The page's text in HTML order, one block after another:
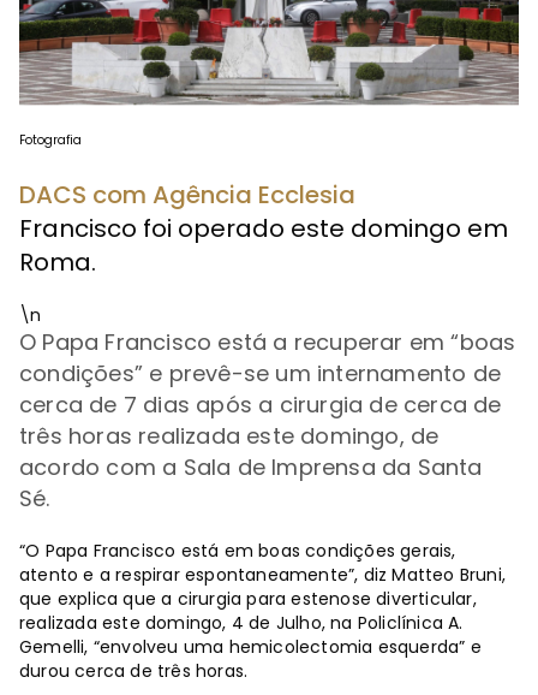
Fotografia
DACS com Agência Ecclesia
Francisco foi operado este domingo em
Roma.
\n
O Papa Francisco está a recuperar em “boas
condições” e prevê-se um internamento de
cerca de 7 dias após a cirurgia de cerca de
três horas realizada este domingo, de
acordo com a Sala de Imprensa da Santa
Sé.
“O Papa Francisco está em boas condições gerais,
atento e a respirar espontaneamente”, diz Matteo Bruni,
que explica que a cirurgia para estenose diverticular,
realizada este domingo, 4 de Julho, na Policlínica A.
Gemelli, “envolveu uma hemicolectomia esquerda” e
durou cerca de três horas.